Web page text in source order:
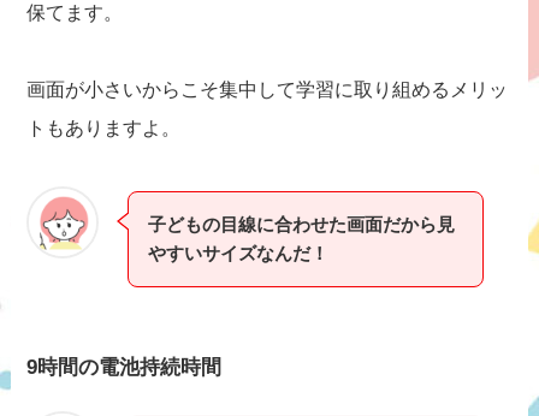
保てます。
画面が小さいからこそ集中して学習に取り組めるメリッ
トもありますよ。
子どもの目線に合わせた画面だから見
やすいサイズなんだ！
9時間の電池持続時間